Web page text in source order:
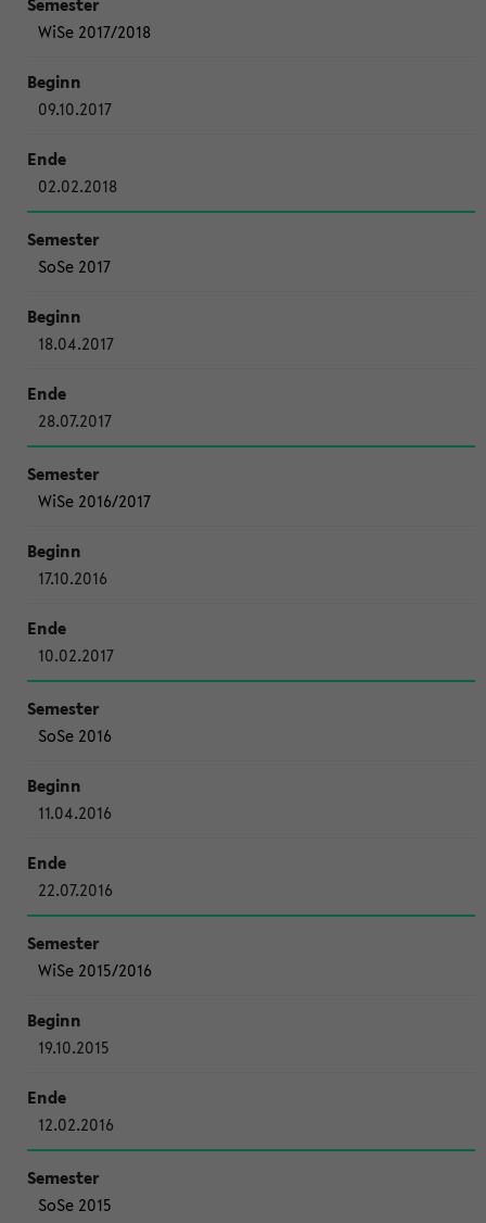
WiSe 2017/2018
09.10.2017
02.02.2018
SoSe 2017
18.04.2017
28.07.2017
WiSe 2016/2017
17.10.2016
10.02.2017
SoSe 2016
11.04.2016
22.07.2016
WiSe 2015/2016
19.10.2015
12.02.2016
SoSe 2015